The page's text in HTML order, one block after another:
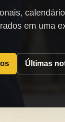
em uma
Últimas